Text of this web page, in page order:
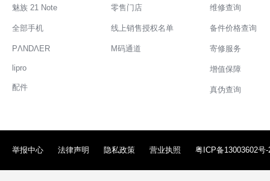
魅族 21 Note
全部手机
PΛNDΛER
lipro
配件
零售门店
线上销售授权名单
M码通道
维修查询
备件价格查询
寄修服务
增值保障
真伪查询
举报中心 法律声明 隐私政策 营业执照 粤ICP备13003602号-